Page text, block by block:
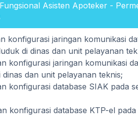
Asisten Apoteker -
konfigurasi jaringan komunikasi
di dinas dan unit pelayanan
konfigurasi jaringan komunikasi
dan unit pelayanan teknis;
konfigurasi database SIAK pada
konfigurasi database KTP-el